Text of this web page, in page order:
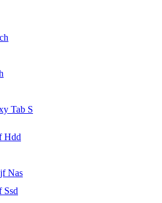
Tab S
Hdd
Nas
Ssd